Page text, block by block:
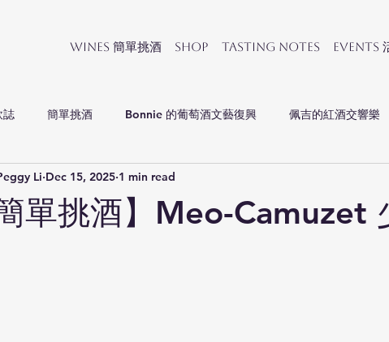
Wines 簡單挑酒 SHOP Tasting Notes Events
誌 簡單挑酒 Bonnie 的葡萄酒文藝復興 佩吉的紅酒交響樂
簡單品酒會
簡單挑酒】Meo-Camuzet
Li Dec 15, 2025 1 min read